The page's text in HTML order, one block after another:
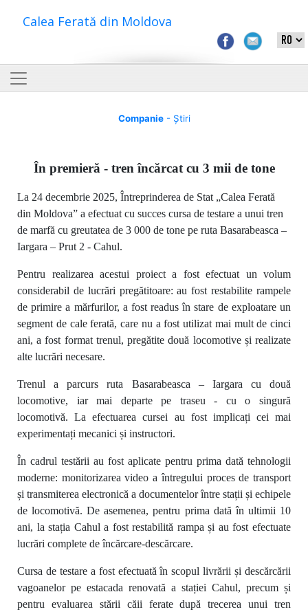
Calea Ferată din Moldova
Companie- Știri
În premieră - tren încărcat cu 3 mii de tone
La 24 decembrie 2025, Întreprinderea de Stat „Calea Ferată
din Moldova” a efectuat cu succes cursa de testare a unui tren
de marfă cu greutatea de 3 000 de tone pe ruta Basarabeasca –
Iargara – Prut 2 - Cahul.
Pentru realizarea acestui proiect a fost efectuat un volum
considerabil de lucrări pregătitoare: au fost restabilite rampele
de primire a mărfurilor, a fost readus în stare de exploatare un
segment de cale ferată, care nu a fost utilizat mai mult de cinci
ani, a fost format trenul, pregătite două locomotive și realizate
alte lucrări necesare.
Trenul a parcurs ruta Basarabeasca – Iargara cu două
locomotive, iar mai departe pe traseu - cu o singură
locomotivă.La efectuarea cursei au fost implicați cei mai
experimentați mecanici și instructori.
În cadrul testării au fost aplicate pentru prima dată tehnologii
moderne: monitorizarea video a întregului proces de transport
și transmiterea electronică a documentelor între stații și echipele
de locomotivă. De asemenea, pentru prima dată în ultimii 10
ani, la stația Cahul a fost restabilită rampa și au fost efectuate
lucrări complete de încărcare-descărcare.
Cursa de testare a fost efectuată în scopul livrării și descărcării
vagoanelor pe estacada renovată a stației Cahul, precum și
pentru evaluarea stării căii ferate după trecerea unui tren